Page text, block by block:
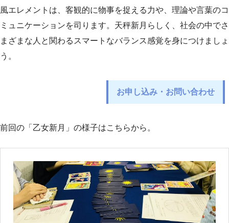
風エレメントは、客観的に物事を捉える力や、理論や言葉のコ
ミュニケーションを司ります。天秤新月らしく、社会の中でさ
まざまな人と関わるスマートなバランス感覚を身につけましょ
う。
お申し込み・お問い合わせ
前回の「乙女新月」の様子はこちらから。